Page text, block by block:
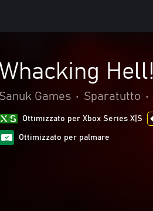
Whacking Hell!
Sanuk Games • Sparatutto •
Ottimizzato per Xbox Series X|S
Ottimizzato per palmare